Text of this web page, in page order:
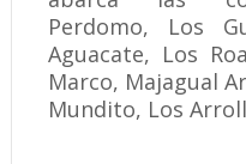
Perdomo, Los
Aguacate, Los
Marco, Majagual
Mundito, Los